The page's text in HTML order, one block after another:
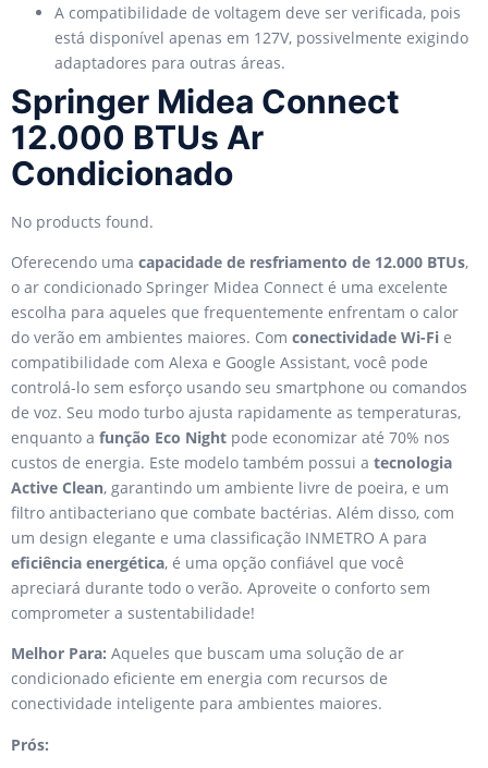
A compatibilidade de voltagem deve ser verificada, pois
está disponível apenas em 127V, possivelmente exigindo
adaptadores para outras áreas.
Springer Midea Connect
12.000 BTUs Ar
Condicionado
No products found.
Oferecendo uma capacidade de resfriamento de 12.000 BTUs,
o ar condicionado Springer Midea Connect é uma excelente
escolha para aqueles que frequentemente enfrentam o calor
do verão em ambientes maiores. Com conectividade Wi-Fi e
compatibilidade com Alexa e Google Assistant, você pode
controlá-lo sem esforço usando seu smartphone ou comandos
de voz. Seu modo turbo ajusta rapidamente as temperaturas,
enquanto a função Eco Night pode economizar até 70% nos
custos de energia. Este modelo também possui a tecnologia
Active Clean, garantindo um ambiente livre de poeira, e um
filtro antibacteriano que combate bactérias. Além disso, com
um design elegante e uma classificação INMETRO A para
eficiência energética, é uma opção confiável que você
apreciará durante todo o verão. Aproveite o conforto sem
comprometer a sustentabilidade!
Melhor Para: Aqueles que buscam uma solução de ar
condicionado eficiente em energia com recursos de
conectividade inteligente para ambientes maiores.
Prós: